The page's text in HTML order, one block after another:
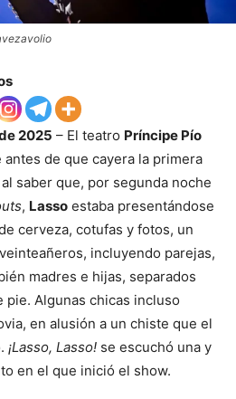
2025 – El teatro Príncipe Pío
de que cayera la primera
saber que, por segunda noche
, Lasso estaba presentándose
cerveza, cotufas y fotos, un
incluyendo parejas,
madres e hijas, separados
Algunas chicas incluso
en alusión a un chiste que el
¡Lasso, Lasso! se escuchó una y
en el que inició el show.